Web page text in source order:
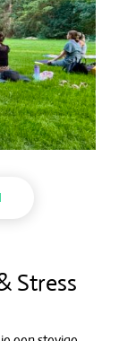
Stress